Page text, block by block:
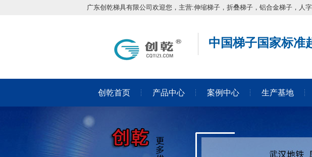
广东创乾梯具有限公司欢迎您，主营:伸缩梯子，折叠梯子，铝合金梯子，人
中国梯子国家标准
创乾首页 产品中心 案例中心 生产基地